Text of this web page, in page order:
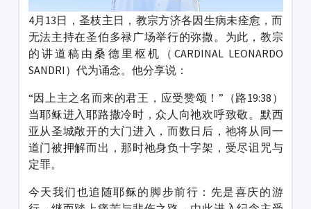
4月13日，圣枝主日，教宗方济各因生病未痊愈，而
无法主持在圣伯多禄广场举行的弥撒。为此，教宗
的讲道稿由桑德里枢机（CARDINAL LEONARDO
SANDRI）代为诵念。他分享说：
“因上主之名而来的君王，应受赞颂！”（路19:38）
当耶稣进入耶路撒冷时，众人向祂欢呼致敬。默西
亚从圣城敞开的大门进入，而数日后，祂将从同一
道门被押解而出，那时祂身负十字架，受尽诅咒与
定罪。
今天我们也追随耶稣的脚步前行：先是喜庆的游